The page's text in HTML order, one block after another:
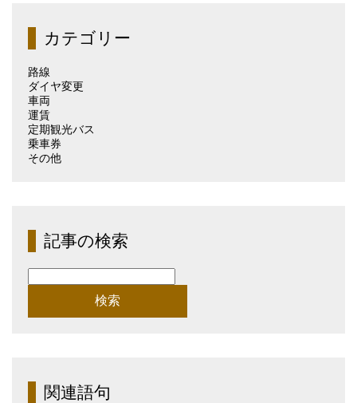
（月
別）カテゴリー
路線
ダイヤ変更
車両
運賃
定期観光バス
乗車券
その他
記事の検索
検
索:
関連語句